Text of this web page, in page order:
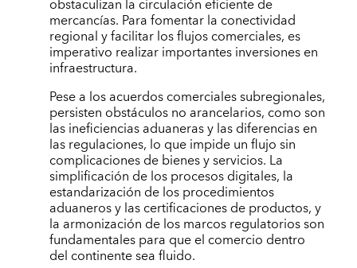
obstaculizan la circulación eficiente de
mercancías. Para fomentar la conectividad
regional y facilitar los flujos comerciales, es
imperativo realizar importantes inversiones en
infraestructura.
Pese a los acuerdos comerciales subregionales,
persisten obstáculos no arancelarios, como son
las ineficiencias aduaneras y las diferencias en
las regulaciones, lo que impide un flujo sin
complicaciones de bienes y servicios. La
simplificación de los procesos digitales, la
estandarización de los procedimientos
aduaneros y las certificaciones de productos, y
la armonización de los marcos regulatorios son
fundamentales para que el comercio dentro
del continente sea fluido.